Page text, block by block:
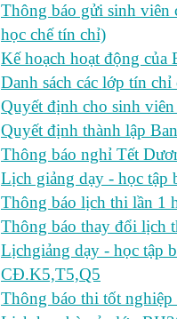
Thông báo gửi sinh viên
học chế tín chỉ)
Kế hoạch hoạt động
Danh sách các lớp tín
Quyết định cho sinh
Quyết định thành lập
Thông báo nghỉ Tết
Lịch giảng dạy - học tập
Thông báo lịch thi lần 1
Thông báo thay đổi lịch
Lịchgiảng dạy - học tập
CĐ.K5,T5,Q5
Thông báo thi tốt nghiệp